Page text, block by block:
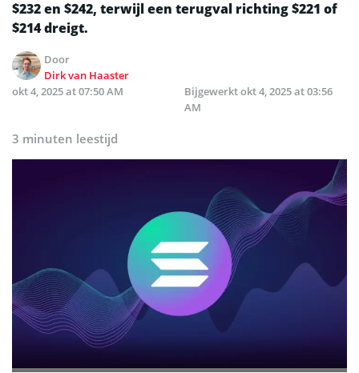
$232 en $242, terwijl een terugval richting $221 of
$214 dreigt.
Door
Dirk van Haaster
okt 4, 2025 at 07:50 AM
Bijgewerktokt 4, 2025 at 03:56
AM
3 minuten leestijd